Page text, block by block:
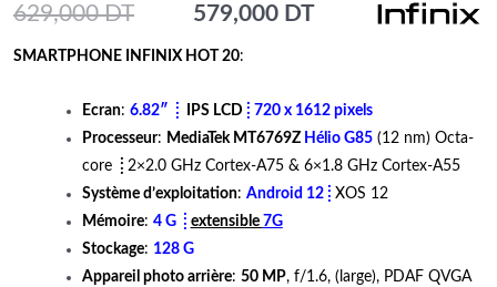
629,000DT 579,000 DT
SMARTPHONE INFINIX HOT 20:
Ecran: 6.82″ ⁞ IPS LCD ⁞ 720 x 1612 pixels
Processeur: MediaTek MT6769ZHélio G85(12 nm) Octa-
core ⁞ 2×2.0 GHz Cortex-A75 & 6×1.8 GHz Cortex-A55
Système d’exploitation: Android 12 ⁞ XOS 12
Mémoire: 4 G ⁞ extensible 7G
Stockage: 128 G
Appareil photo arrière: 50 MP, f/1.6, (large), PDAF QVGA